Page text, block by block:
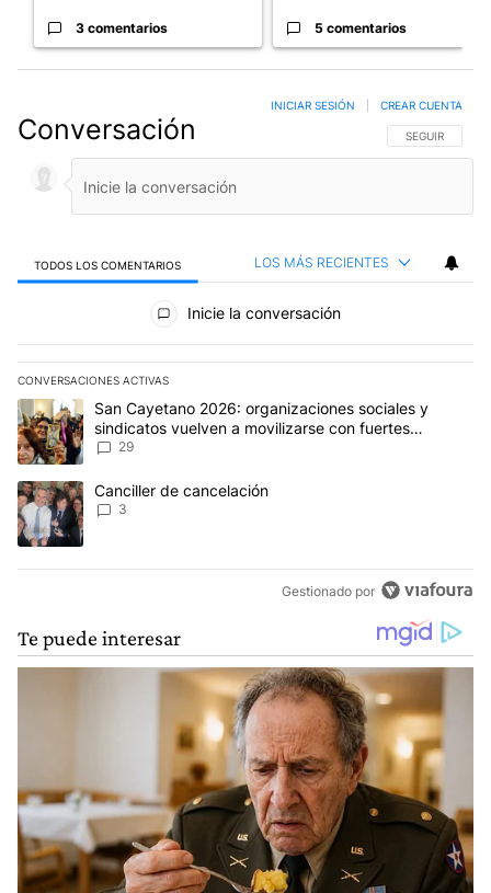
3 comentarios 5 comentarios
Conversación SIGA ESTA
SEGUIR
INICIAR SESIÓN CREAR CUENTA
TODOS LOS COMENTARIOS LOS MÁS RECIENTES
Todos los comentarios
Inicie la conversación
CONVERSACIONES ACTIVAS
Este listado muestra los artículos con más comentarios en los
Un artículo de tendencia con el título "San Cayetano 2026:
San Cayetano 2026: organizaciones sociales y
sindicatos vuelven a movilizarse con fuertes
reclamos al Gobierno
29
Un artículo de tendencia con el título "Canciller de cancelación"
Canciller de cancelación
3
Gestionado por